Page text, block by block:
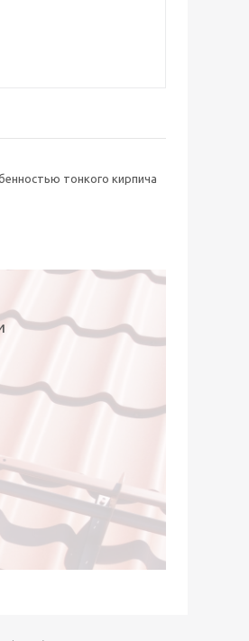
тонкого кирпича